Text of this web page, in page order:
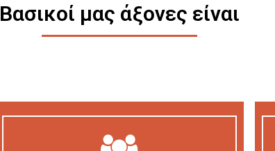
Βασικοί μας άξονες είναι